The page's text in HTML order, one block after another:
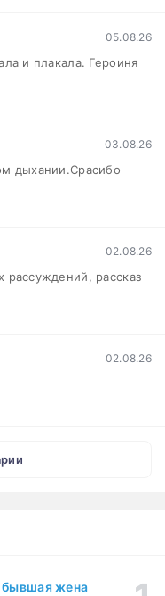
05.08.26
и плакала. Героиня
03.08.26
дыхании.Срасибо
02.08.26
рассказ
02.08.26
бывшая жена